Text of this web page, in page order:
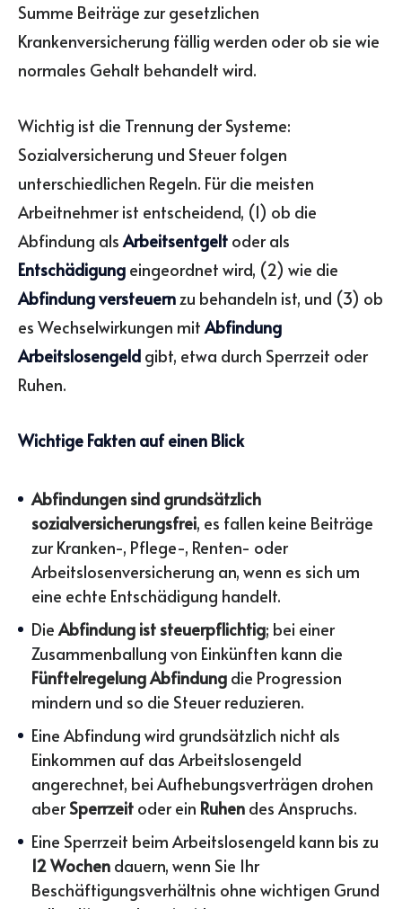
Summe Beiträge zur gesetzlichen
Krankenversicherung fällig werden oder ob sie wie
normales Gehalt behandelt wird.
Wichtig ist die Trennung der Systeme:
Sozialversicherung und Steuer folgen
unterschiedlichen Regeln. Für die meisten
Arbeitnehmer ist entscheidend, (1) ob die
Abfindung alsArbeitsentgelt oder als
Entschädigung eingeordnet wird, (2) wie die
Abfindung versteuernzu behandeln ist, und (3) ob
es Wechselwirkungen mitAbfindung
Arbeitslosengeld gibt, etwa durch Sperrzeit oder
Ruhen.
Wichtige Fakten auf einen Blick
Abfindungen sind grundsätzlich
sozialversicherungsfrei, es fallen keine Beiträge
zur Kranken-, Pflege-, Renten- oder
Arbeitslosenversicherung an, wenn es sich um
eine echte Entschädigung handelt.
DieAbfindung ist steuerpflichtig; bei einer
Zusammenballung von Einkünften kann die
Fünftelregelung Abfindung die Progression
mindern und so die Steuer reduzieren.
Eine Abfindung wird grundsätzlich nicht als
Einkommen auf das Arbeitslosengeld
angerechnet, bei Aufhebungsverträgen drohen
aberSperrzeit oder ein Ruhen des Anspruchs.
Eine Sperrzeit beim Arbeitslosengeld kann bis zu
12 Wochen dauern, wenn Sie Ihr
Beschäftigungsverhältnis ohne wichtigen Grund